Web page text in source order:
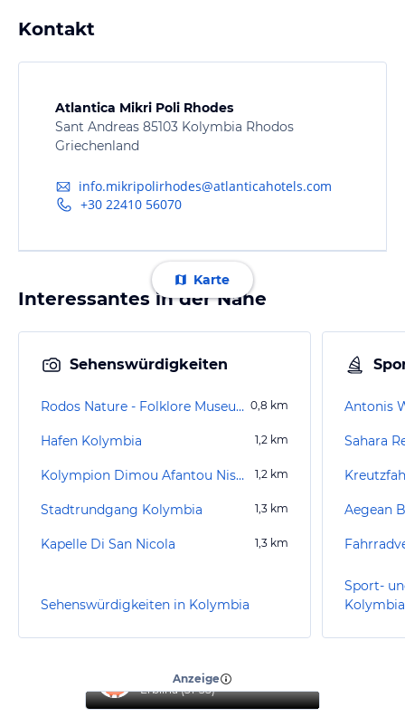
Kontakt
Atlantica Mikri Poli Rhodes
Sant Andreas 85103 Kolymbia Rhodos
Griechenland
info.mikripolirhodes@atlanticahotels.com
+30 22410 56070
Karte
Interessantes in der Nähe
Sehenswürdigkeiten
Rodos Nature - Folklore Museum 0,8 km
Hafen Kolymbia 1,2 km
Kolympion Dimou Afantou Nisou Rodou 1,2 km
Stadtrundgang Kolymbia 1,3 km
Kapelle Di San Nicola 1,3 km
Sehenswürdigkeiten in Kolymbia
Antonis
Aegean
Sport-
Kolymbia
Anzeige
Erblina (31-35)